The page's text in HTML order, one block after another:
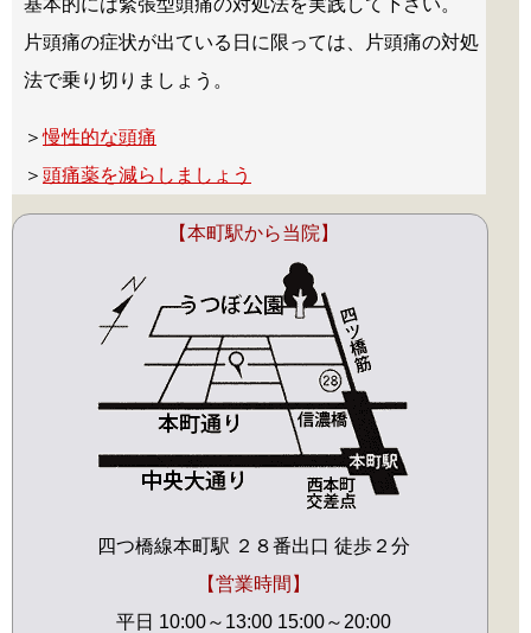
片頭痛の症状が出ている日に限っては、片頭痛の対処
法で乗り切りましょう。
＞慢性的な頭痛
＞ 頭痛薬を減らしましょう
【本町駅から当院】
四つ橋線本町駅 ２８番出口 徒歩２分
【営業時間】
平日 10:00～13:00 15:00～20:00